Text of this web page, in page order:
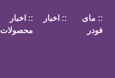
:: مای
فودر
:: اخبار
:: اخبار
محصولات